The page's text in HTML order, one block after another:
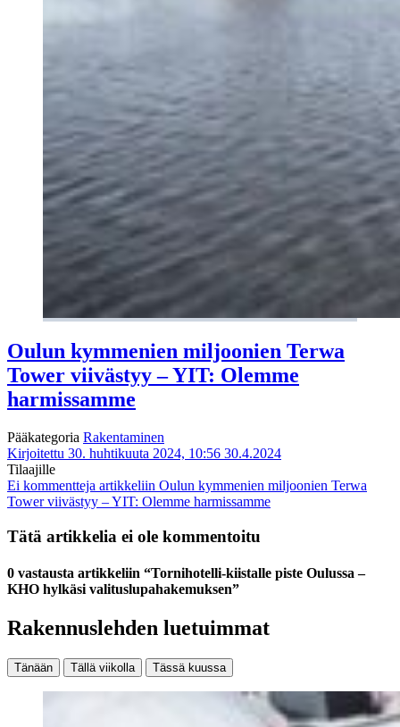
Oulun kymmenien miljoonien Terwa
Tower viivästyy – YIT: Olemme
harmissamme
Pääkategoria Rakentaminen
Kirjoitettu 30. huhtikuuta 2024, 10:56 30.4.2024
Tilaajille
Ei kommentteja artikkeliin Oulun kymmenien miljoonien Terwa
Tower viivästyy – YIT: Olemme harmissamme
Tätä artikkelia ei ole kommentoitu
0 vastausta artikkeliin “Tornihotelli-kiistalle piste Oulussa –
KHO hylkäsi valituslupahakemuksen”
Rakennuslehden luetuimmat
Tänään Tällä viikolla Tässä kuussa